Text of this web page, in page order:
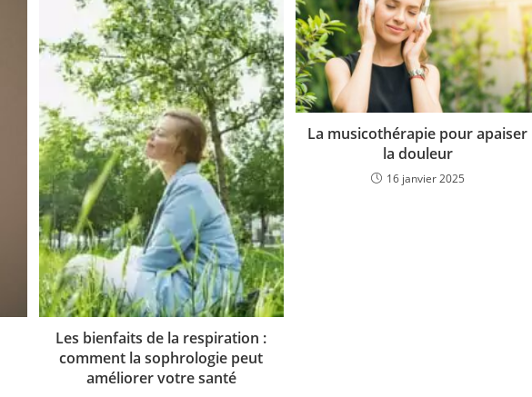
Les bienfaits de la respiration :
comment la sophrologie peut
améliorer votre santé
La musicothérapie pour apaiser
la douleur
16 janvier 2025